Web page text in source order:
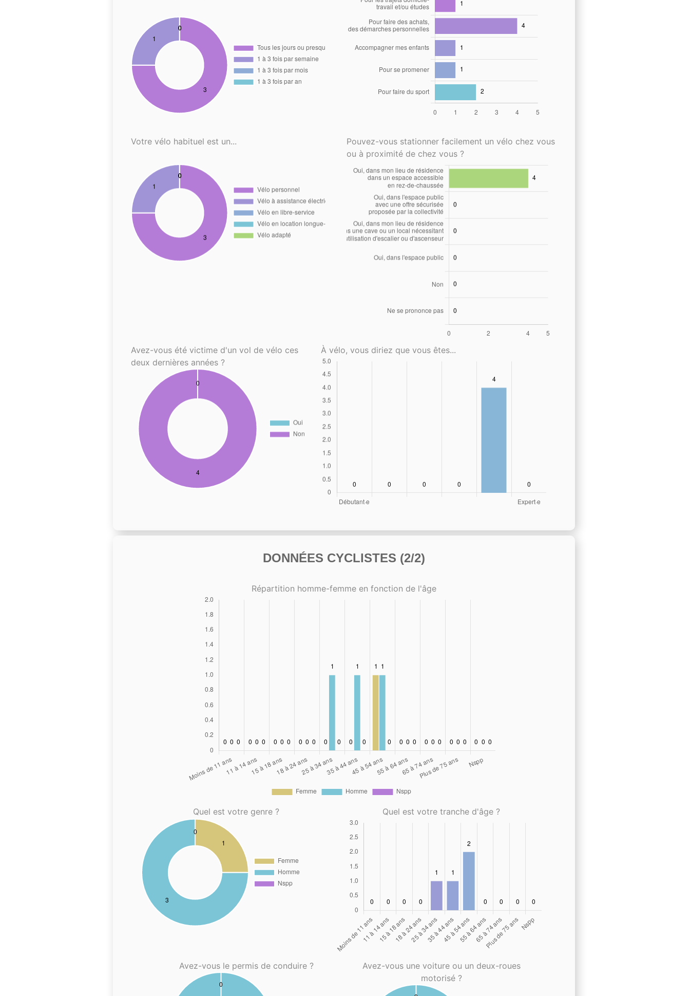
Votre vélo habituel est un...
Pouvez-vous stationner facilement un vélo chez vous
ou à proximité de chez vous ?
Avez-vous été victime d'un vol de vélo ces
deux dernières années ?
À vélo, vous diriez que vous êtes...
DONNÉES CYCLISTES (2/2)
Répartition homme-femme en fonction de l'âge
Quel est votre genre ? Quel est votre tranche d'âge ?
Avez-vous le permis de conduire ?
Avez-vous une voiture ou un deux-roues
motorisé ?